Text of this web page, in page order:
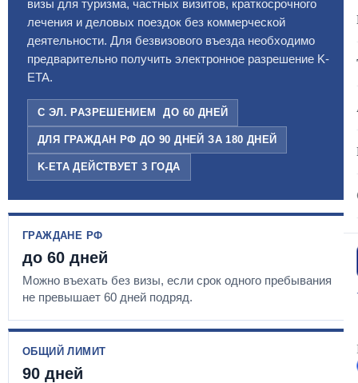
визы для туризма, частных визитов, краткосрочного
лечения и деловых поездок без коммерческой
деятельности. Для безвизового въезда необходимо
предварительно получить электронное разрешение K-
ETA.
С ЭЛ. РАЗРЕШЕНИЕМ ДО 60 ДНЕЙ
ДЛЯ ГРАЖДАН РФ ДО 90 ДНЕЙ ЗА 180 ДНЕЙ
K-ETA ДЕЙСТВУЕТ 3 ГОДА
ГРАЖДАНЕ РФ
до 60 дней
Можно въехать без визы, если срок одного пребывания
не превышает 60 дней подряд.
ОБЩИЙ ЛИМИТ
90 дней